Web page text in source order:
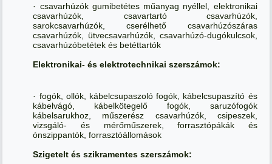
· csavarhúzók gumibetétes műanyag nyéllel, elektronikai
csavarhúzók, csavartartó csavarhúzók,
sarokcsavarhúzók, cserélhető csavarhúzószáras
csavarhúzók, ütvecsavarhúzók, csavarhúzó-dugókulcsok,
csavarhúzóbetétek és betéttartók
Elektronikai- és elektrotechnikai szerszámok:
· fogók, ollók, kábelcsupaszoló fogók, kábelcsupaszító és
kábelvágó, kábelkötegelő fogók, saruzófogók
kábelsarukhoz, műszerész csavarhúzók, csipeszek,
vizsgáló- és mérőműszerek, forrasztópákák és
ónszippantók, forrasztóállomások
Szigetelt és szikramentes szerszámok: